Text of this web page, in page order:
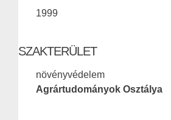
1999
SZAKTERÜLET
növényvédelem
Agrártudományok Osztálya